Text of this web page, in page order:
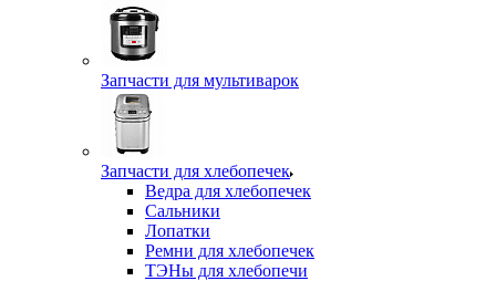
Запчасти для мультиварок
Запчасти для хлебопечек
Ведра для хлебопечек
Сальники
Лопатки
Ремни для хлебопечек
ТЭНы для хлебопечи